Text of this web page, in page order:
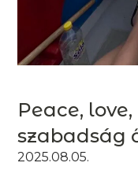
Peace,
szabadság
2025.08.05.